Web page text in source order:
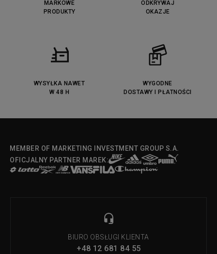
MARKOWE
PRODUKTY
ODKRYWAJ
OKAZJE
WYSYŁKA NAWET
W 48 H
WYGODNE
DOSTAWY I PŁATNOŚCI
MEMBER OF MARKETING INVESTMENT GROUP S.A.
OFICJALNY PARTNER MAREK:
BIURO OBSŁUGI KLIENTA
+48 12 681 84 55